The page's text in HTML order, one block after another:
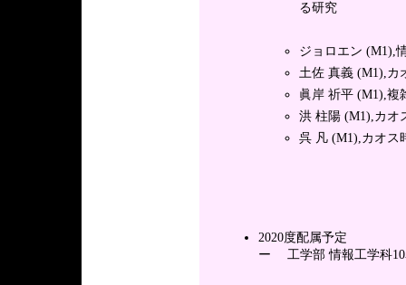
る研究
ジョロエン (M1),
土佐 真義 (M1),カ
眞岸 祈平 (M1),複
洪 柱陽 (M1),カオ
呉 凡 (M1),カオス
2020度配属予定
ー 工学部 情報工学科10